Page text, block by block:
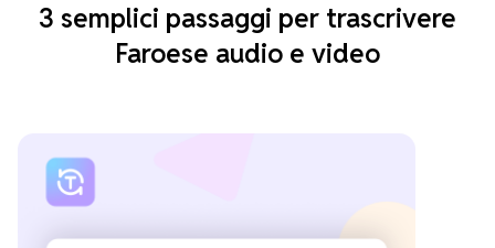
3 semplici passaggi per trascrivere
Faroese audio e video